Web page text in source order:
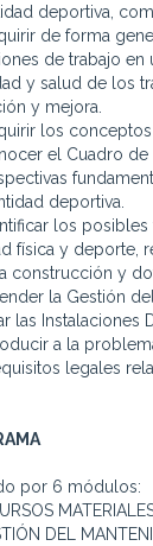
deportiva,
de forma
de trabajo
y salud de los
y mejora.
los conceptos
el Cuadro de
deportiva.
los posibles
física y deporte,
construcción y
la Gestión
las Instalaciones
a la
legales
por 6 módulos:
DEL